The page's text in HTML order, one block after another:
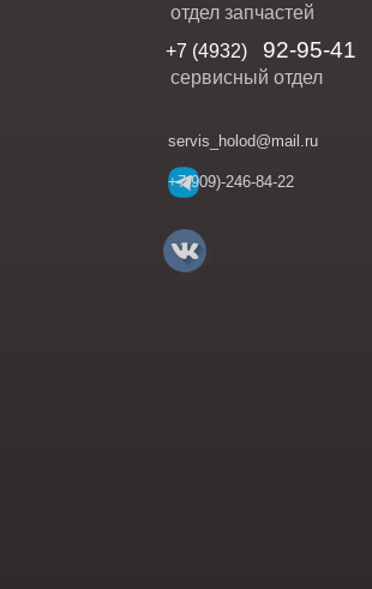
отдел запчастей
+7 (4932)
92-95-41
сервисный отдел
servis_holod@mail.ru
+7(909)-246-84-22